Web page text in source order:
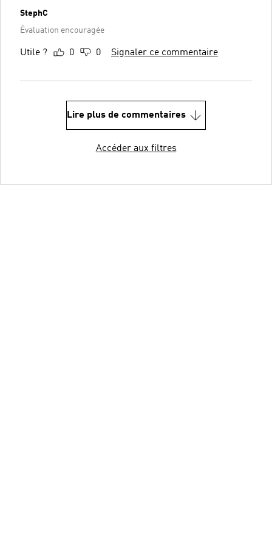
StephC
Évaluation encouragée
Utile ? 0 0 Signaler ce commentaire
Lire plus de commentaires
Accéder aux filtres